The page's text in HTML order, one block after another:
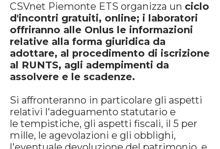
CSVnet Piemonte ETS organizza un ciclo
d'incontri gratuiti, online; i laboratori
offriranno alle Onlus le informazioni
relative alla forma giuridica da
adottare, al procedimento di iscrizione
al RUNTS, agli adempimenti da
assolvere e le scadenze.
Si affronteranno in particolare gli aspetti
relativi l'adeguamento statutario e
le tempistiche, gli aspetti fiscali, il 5 per
mille, le agevolazioni e gli obblighi,